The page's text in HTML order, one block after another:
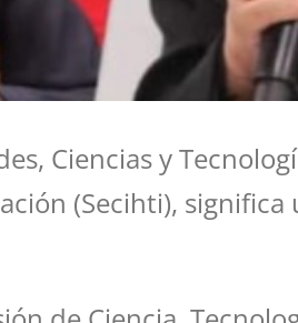
Ciencias y
(Secihti),